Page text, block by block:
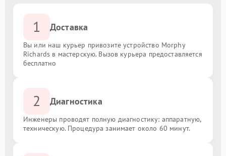
1 Доставка
Вы или наш курьер привозите устройство Morphy
Richards в мастерскую. Вызов курьера предоставляется
бесплатно
2 Диагностика
Инженеры проводят полную диагностику: аппаратную,
техническую. Процедура занимает около 60 минут.